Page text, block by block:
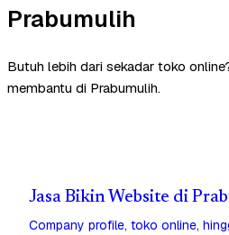
Prabumulih
Butuh lebih dari sekadar toko
membantu di Prabumulih.
Jasa Bikin Website di
Company profile, toko online,